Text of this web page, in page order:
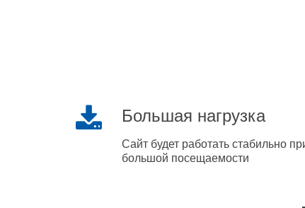
Большая нагрузка
Сайт будет работать стабильно
большой посещаемости